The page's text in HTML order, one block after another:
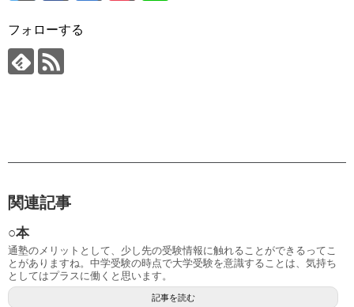
フォローする
関連記事
○本
通塾のメリットとして、少し先の受験情報に触れることができるってこ
とがありますね。中学受験の時点で大学受験を意識することは、気持ち
としてはプラスに働くと思います。
記事を読む